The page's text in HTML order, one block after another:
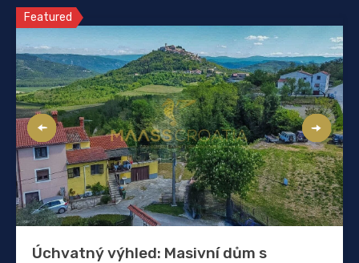
Featured
Úchvatný výhled: Masivní dům s